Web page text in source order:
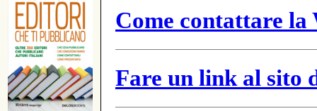
Come contattare
Fare un link al sito